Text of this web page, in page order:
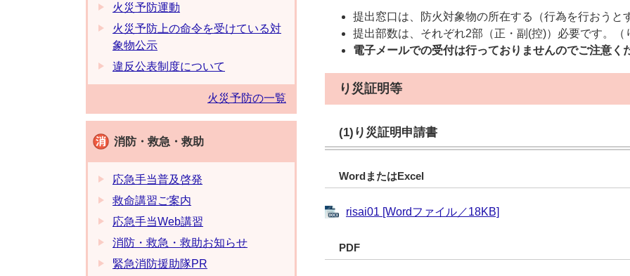
提出窓口は、防火対象物の所在する（行為を行おうと
提出部数は、それぞれ2部（正・副(控)）必要です。
電子メールでの受付は行っておりませんのでご注意く
り災証明等
(1)り災証明申請書
WordまたはExcel
risai01 [Wordファイル／18KB]
PDF
火災予防運動
火災予防上の命令を受けている対
象物公示
違反公表制度について
火災予防の一覧
消防・救急・救助
応急手当普及啓発
救命講習ご案内
応急手当Web講習
消防・救急・救助お知らせ
緊急消防援助隊PR